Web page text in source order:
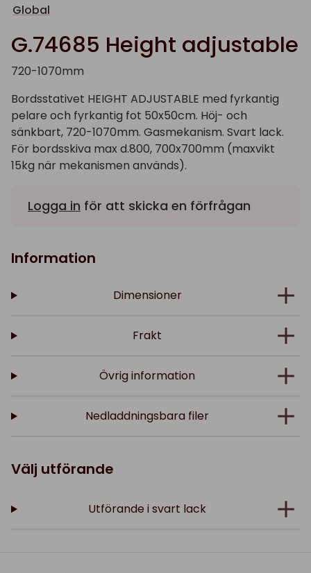
Global
G.74685 Height adjustable
720-1070mm
Bordsstativet HEIGHT ADJUSTABLE med fyrkantig
pelare och fyrkantig fot 50x50cm. Höj- och
sänkbart, 720-1070mm. Gasmekanism. Svart lack.
För bordsskiva max d.800, 700x700mm (maxvikt
15kg när mekanismen används).
Logga in för att skicka en förfrågan
Information
Dimensioner
Frakt
Övrig information
Nedladdningsbara filer
Välj utförande
Utförande i svart lack